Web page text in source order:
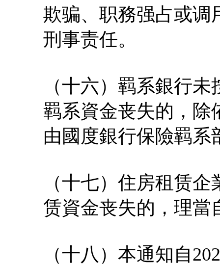
欺骗、职務强占或调
刑事责任。
（十六）羁系銀行
羁系資金丧失的，除
由國度銀行保險羁系
（十七）住房租赁
赁資金丧失的，理當
（十八）本通知自